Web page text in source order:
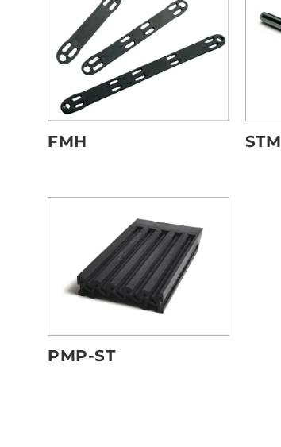
FMH STM
PMP-ST